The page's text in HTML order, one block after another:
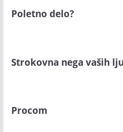
Poletno delo?
Strokovna nega vaših
Procom